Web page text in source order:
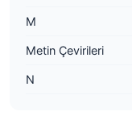
M
Metin Çevirileri
N